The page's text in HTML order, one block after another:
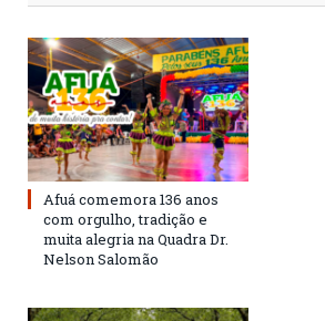
Afuá comemora 136 anos
com orgulho, tradição e
muita alegria na Quadra Dr.
Nelson Salomão